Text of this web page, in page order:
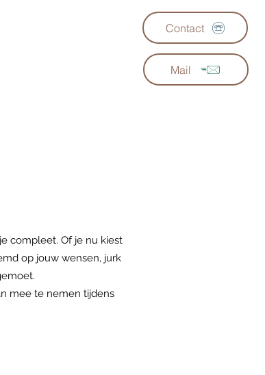
Contact
Mail
compleet. Of je nu kiest
op jouw wensen, jurk
mee te nemen tijdens